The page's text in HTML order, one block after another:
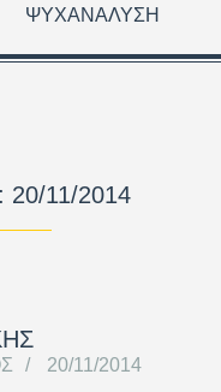
ΨΥΧΑΝΆΛΥΣΗ
20/11/2014
20/11/2014